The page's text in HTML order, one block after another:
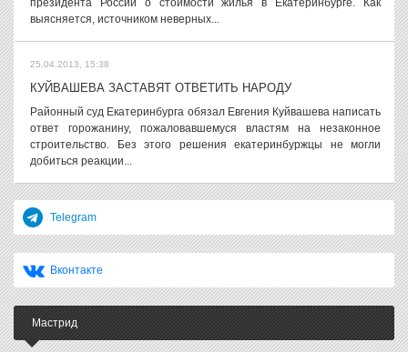
президента России о стоимости жилья в Екатеринбурге. Как
выясняется, источником неверных...
25.04.2013, 15:38
КУЙВАШЕВА ЗАСТАВЯТ ОТВЕТИТЬ НАРОДУ
Районный суд Екатеринбурга обязал Евгения Куйвашева написать
ответ горожанину, пожаловавшемуся властям на незаконное
строительство. Без этого решения екатеринбуржцы не могли
добиться реакции...
Telegram
Вконтакте
Мастрид